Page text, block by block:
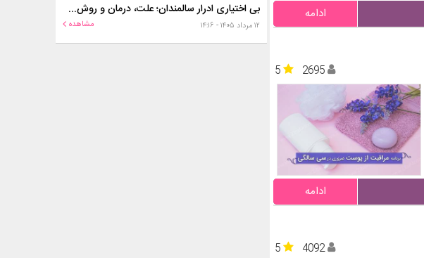
ادامه
5
2695
ادامه
5
4092
بی اختیاری ادرار سالمندان؛ علت، درمان و روش‌های کنترل در منزل
۱۲ مرداد ۱۴۰۵ - ۱۴:۱۶ مشاهده